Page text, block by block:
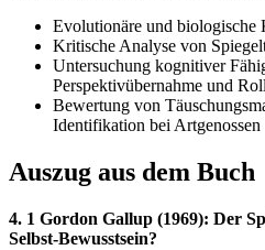
Evolutionäre und biologische
Kritische Analyse von
Untersuchung kognitiver
Perspektivübernahme und
Bewertung von
Identifikation bei Artgenossen
Auszug aus dem Buch
4. 1 Gordon Gallup (1969): Der
Selbst-Bewusstsein?